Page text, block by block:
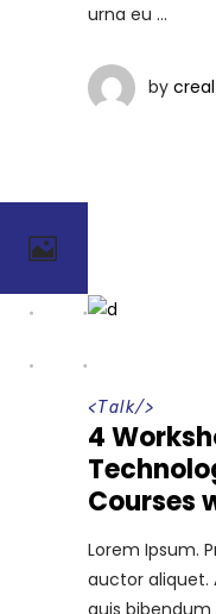
urna eu
by creal
<Talk/>
4
Courses
Lorem Ipsum.
auctor aliquet.
quis